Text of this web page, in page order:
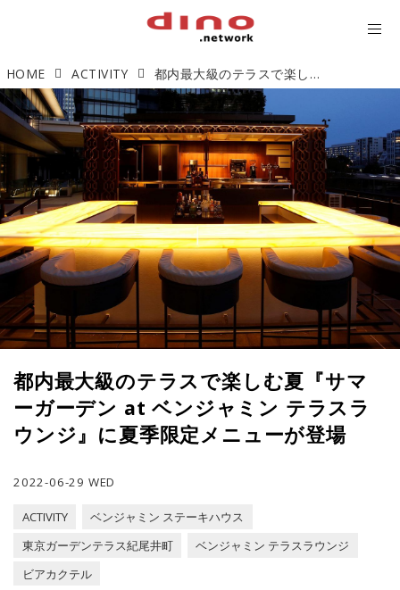
HOME ACTIVITY 都内最大級のテラスで楽しむ夏『サマーガーデン at ベンジャミン テラスラウンジ』に夏季限定メニューが登場
都内最大級のテラスで楽しむ夏『サマ
ーガーデン at ベンジャミン テラスラ
ウンジ』に夏季限定メニューが登場
2022-06-29 WED
ACTIVITY
ベンジャミン ステーキハウス
東京ガーデンテラス紀尾井町
ベンジャミン テラスラウンジ
ビアカクテル